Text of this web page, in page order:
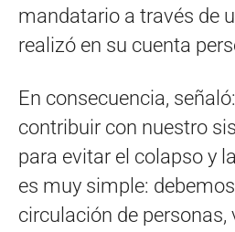
mandatario a través de
realizó en su cuenta
En consecuencia,
contribuir con nuestro
para evitar el colapso y
es muy simple:
circulación de personas,